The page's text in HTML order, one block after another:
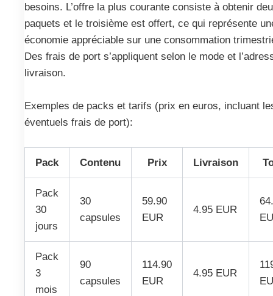
besoins. L’offre la plus courante consiste à obtenir
paquets et le troisième est offert, ce qui représente
économie appréciable sur une consommation
Des frais de port s’appliquent selon le mode et
livraison.
Exemples de packs et tarifs (prix en euros, incluant
éventuels frais de port):
Pack Contenu Prix Livraison
Pack
30
jours
30
capsules
59.90
EUR
4.95 EUR
Pack
3
mois
90
capsules
114.90
EUR
4.95 EUR